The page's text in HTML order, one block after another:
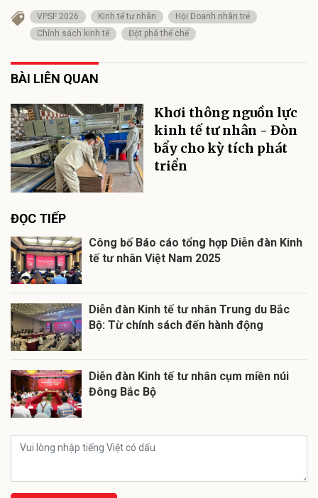
VPSF 2026 Kinh tế tư nhân
Hội Doanh nhân trẻ
Chính sách kinh tế
Đột phá thể chế
BÀI LIÊN QUAN
Khơi thông nguồn lực
kinh tế tư nhân - Đòn
bẩy cho kỳ tích phát
triển
ĐỌC TIẾP
Công bố Báo cáo tổng hợp Diễn đàn Kinh
tế tư nhân Việt Nam 2025
Diễn đàn Kinh tế tư nhân Trung du Bắc
Bộ: Từ chính sách đến hành động
Diễn đàn Kinh tế tư nhân cụm miền núi
Đông Bắc Bộ